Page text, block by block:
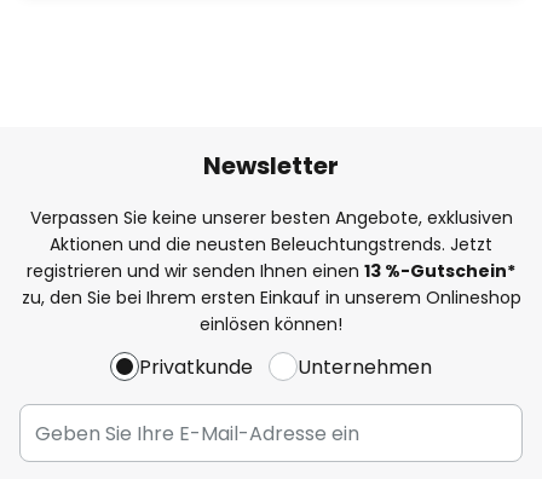
Newsletter
Verpassen Sie keine unserer besten Angebote, exklusiven
Aktionen und die neusten Beleuchtungstrends. Jetzt
registrieren und wir senden Ihnen einen 13 %-Gutschein*
zu, den Sie bei Ihrem ersten Einkauf in unserem Onlineshop
einlösen können!
Privatkunde Unternehmen